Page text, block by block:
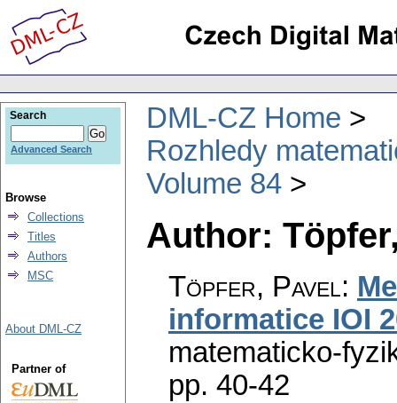
DML-CZ Home
Rozhledy
Volume 84
Author:
Töpfer, Pavel:
informatice IOI
matematicko-
pp. 40-42
Search
Advanced Search
Browse
Collections
Titles
Authors
MSC
About DML-CZ
Partner of